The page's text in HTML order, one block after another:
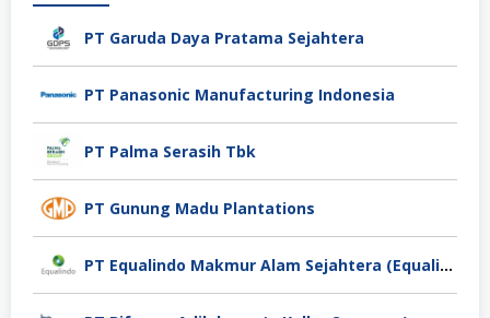
PT Garuda Daya Pratama Sejahtera
PT Panasonic Manufacturing Indonesia
PT Palma Serasih Tbk
PT Gunung Madu Plantations
PT Equalindo Makmur Alam Sejahtera (Equalindo Group)